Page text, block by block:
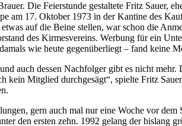
Die Feierstunde gestaltete Fritz Sauer,
am 17. Oktober 1973 in der Kantine des
auf die Beine stellen, war schon die
des Kirmesvereins. Werbung für ein
wie heute gegenüberliegt – fand keine
auch dessen Nachfolger gibt es nicht
kein Mitglied durchgesägt“, spielte Fritz
gern auch mal nur eine Woche vor
den ersten zehn. 1992 gelang der bislang